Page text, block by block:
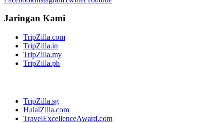
Jaringan Kami
TripZilla.com
TripZilla.in
TripZilla.my
TripZilla.ph
TripZilla.sg
HalalZilla.com
TravelExcellenceAward.com